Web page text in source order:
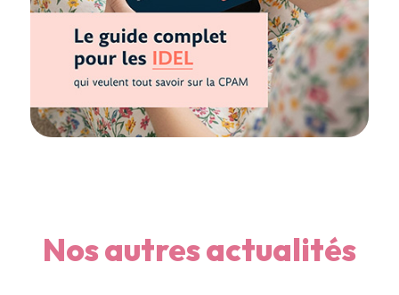
Nos autres actualités